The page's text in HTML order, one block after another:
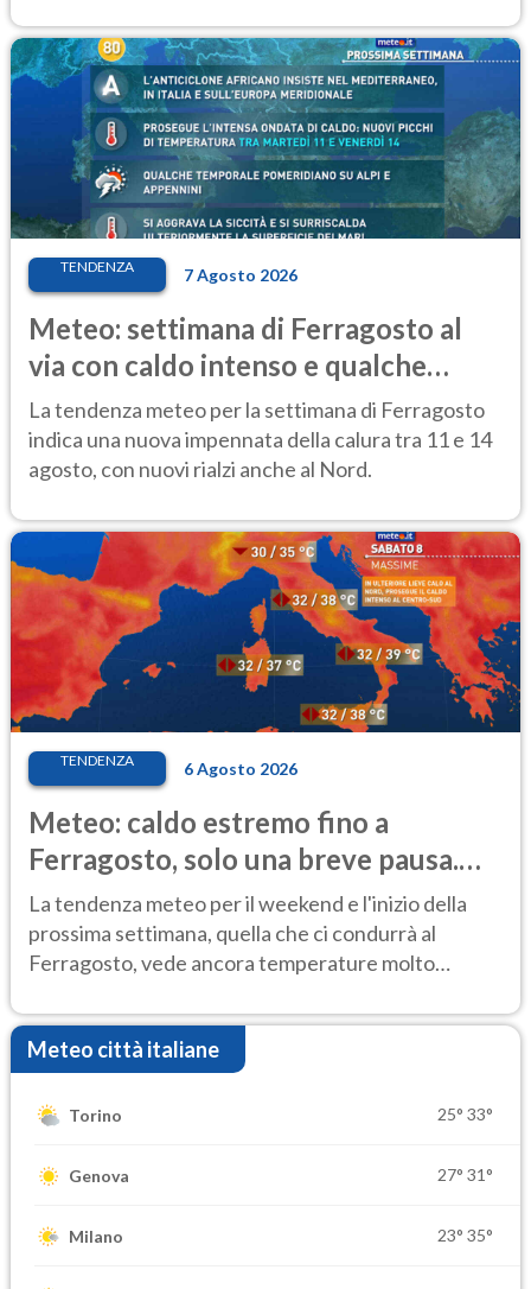
TENDENZA 7 Agosto 2026
Meteo: settimana di Ferragosto al
via con caldo intenso e qualche
temporale
La tendenza meteo per la settimana di Ferragosto
indica una nuova impennata della calura tra 11 e 14
agosto, con nuovi rialzi anche al Nord.
TENDENZA 6 Agosto 2026
Meteo: caldo estremo fino a
Ferragosto, solo una breve pausa.
Ecco dove
La tendenza meteo per il weekend e l'inizio della
prossima settimana, quella che ci condurrà al
Ferragosto, vede ancora temperature molto
Meteo città italiane
Torino 25° 33°
Genova 27° 31°
Milano 23° 35°